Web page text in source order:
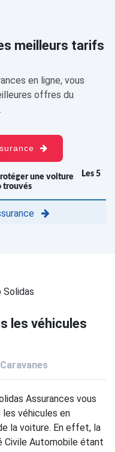
meilleurs tarifs
en ligne, vous
offres du
Les 5
trouvés
les véhicules
Caravanes
Assurances vous
véhicules en
la voiture. En effet, la
Civile Automobile étant